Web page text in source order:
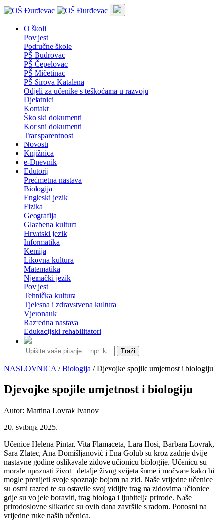
O školi
Povijest
Područne škole
PŠ Budrovac
PŠ Čepelovac
PŠ Mičetinac
PŠ Sirova Katalena
Odjeli za učenike s teškoćama u razvoju
Djelatnici
Kontakt
Školski dokumenti
Korisni dokumenti
Transparentnost
Novosti
Knjižnica
e-Dnevnik
Edutorij
Predmetna nastava
Biologija
Engleski jezik
Fizika
Geografija
Glazbena kultura
Hrvatski jezik
Informatika
Kemija
Likovna kultura
Matematika
Njemački jezik
Povijest
Tehnička kultura
Tjelesna i zdravstvena kultura
Vjeronauk
Razredna nastava
Edukacijski rehabilitatori
Traži
NASLOVNICA /Biologija / Djevojke spojile umjetnost i biologiju
Djevojke spojile umjetnost i biologiju
Autor: Martina Lovrak Ivanov
20. svibnja 2025.
Učenice Helena Pintar, Vita Flamaceta, Lara Hosi, Barbara Lovrak,
Sara Zlatec, Ana Domišljanović i Ena Golub su kroz zadnje dvije
nastavne godine oslikavale zidove učionicu biologije. Učenicu su
morale upoznati život i detalje živog svijeta šume i močvare kako bi
mogle prenijeti svoje spoznaje bojom na zid. Naše vrijedne učenice
su osmi razred te su ostavile svoj vidljiv trag na zidovima učionice
gdje su voljele boraviti, trag biologa i ljubitelja prirode. Naše
prirodoslovne slikarice su ovih dana završile s radom. Ponosni na
vrijedne ruke naših učenica.